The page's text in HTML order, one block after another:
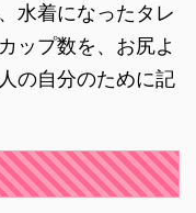
水着になったタレ
ップ数を、お尻よ
の自分のために記